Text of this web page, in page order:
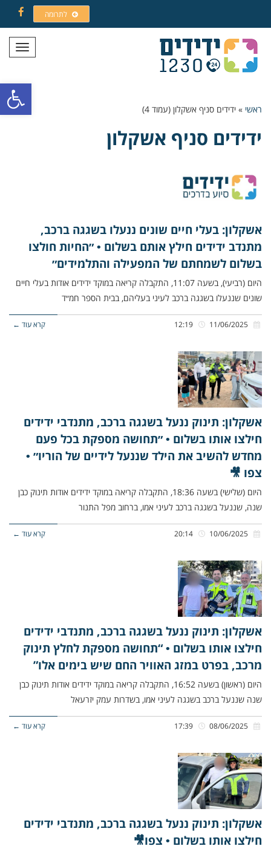
פתח
לתרומה
תפריט
ראשי » ידידים סניף אשקלון (עמוד 4)
ידידים סניף אשקלון
אשקלון: בעלי חיים שונים ננעלו בשגגה ברכב,
מתנדב ידידים חילץ אותם בשלום • ״החיות חולצו
בשלום לשמחתם של המפעילה והתלמידים״
היום (רביעי), בשעה 11:07, התקבלה קריאה במוקד ידידים אודות בעלי חיים
שונים שננעלו בשגגה ברכב לעיני בעליהם, בבית הספר חמ״ד
קרא עוד ←
אשקלון: תינוק ננעל בשגגה ברכב, מתנדבי ידידים
חילצו אותו בשלום • ״תחושה מספקת בכל פעם
מחדש להשיב את הילד שננעל לידיים של הוריו״ •
צפו 🎥
היום (שלישי) בשעה 18:36, התקבלה קריאה במוקד ידידים אודות תינוק כבן
שנה, שננעל בשגגה ברכב לעיני אמו, ברחוב מפל התנור
קרא עוד ←
אשקלון: תינוק ננעל בשגגה ברכב, מתנדבי ידידים
חילצו אותו בשלום • “תחושה מספקת לחלץ תינוק
מרכב, בפרט במזג האוויר החם שיש בימים אלו”
היום (ראשון) בשעה 16:52, התקבלה קריאה במוקד ידידים אודות תינוק כבן
שנה שננעל ברכב בשגגה לעיני אמו, בשדרות עמק יזרעאל
קרא עוד ←
אשקלון: תינוק ננעל בשגגה ברכב, מתנדבי ידידים
חילצו אותו בשלום • צפו🎥